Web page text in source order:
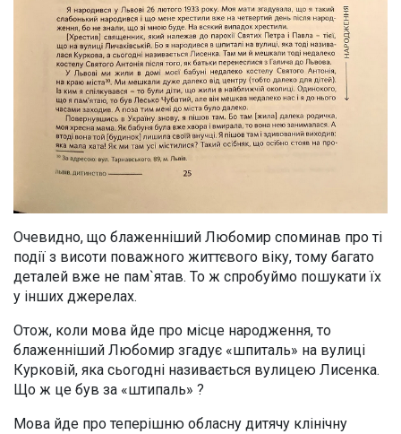
Очевидно, що блаженніший Любомир споминав про ті
події з висоти поважного життєвого віку, тому багато
деталей вже не пам`ятав. То ж спробуймо пошукати їх
у інших джерелах.
Отож, коли мова йде про місце народження, то
блаженніший Любомир згадує «шпиталь» на вулиці
Курковій, яка сьогодні називається вулицею Лисенка.
Що ж це був за «штипаль» ?
Мова йде про теперішню обласну дитячу клінічну